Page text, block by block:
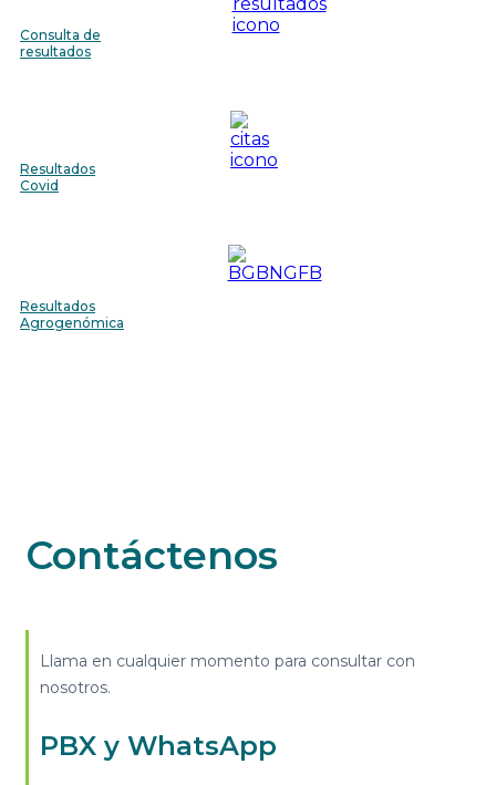
Consulta de
resultados
Resultados
Covid
Resultados
Agrogenómica
Contáctenos
Llama en cualquier momento para consultar con
nosotros.
PBX y WhatsApp